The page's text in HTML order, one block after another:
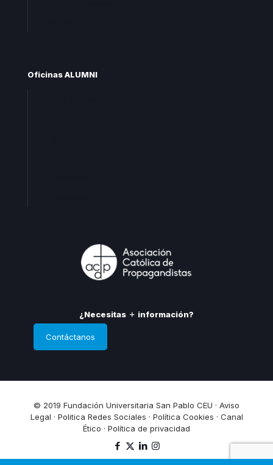
Oficinas ALUMNI
¿Necesitas información?
Contáctanos
© 2019 Fundación Universitaria San Pablo CEU · Aviso
Legal · Politica Redes Sociales · Política Cookies · Canal
Ético · Política de privacidad